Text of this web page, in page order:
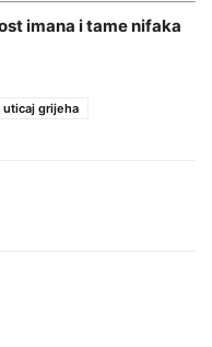
imana i tame nifaka
uticaj grijeha